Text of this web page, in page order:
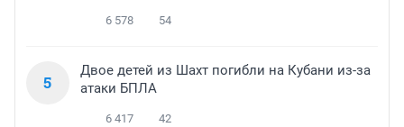
6 578 54
5
Двое детей из Шахт погибли на Кубани из-за
атаки БПЛА
6 417 42